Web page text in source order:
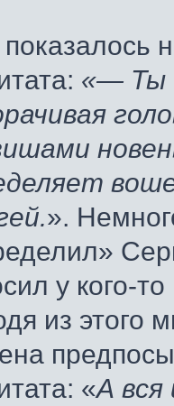
«— Ты
».
у кого-
из этого
«А вся